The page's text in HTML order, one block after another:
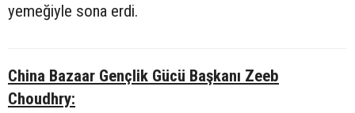
yemeğiyle sona erdi.
China Bazaar Gençlik Gücü Başkanı Zeeb
Choudhry: